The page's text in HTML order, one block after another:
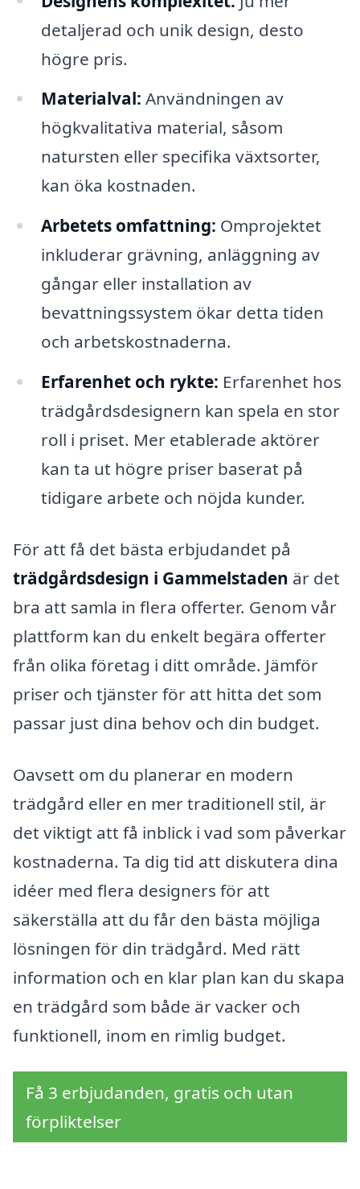
detaljerad och unik design, desto
högre pris.
Materialval: Användningen av
högkvalitativa material, såsom
natursten eller specifika växtsorter,
kan öka kostnaden.
Arbetets omfattning: Omprojektet
inkluderar grävning, anläggning av
gångar eller installation av
bevattningssystem ökar detta tiden
och arbetskostnaderna.
Erfarenhet och rykte: Erfarenhet hos
trädgårdsdesignern kan spela en stor
roll i priset. Mer etablerade aktörer
kan ta ut högre priser baserat på
tidigare arbete och nöjda kunder.
För att få det bästa erbjudandet på
trädgårdsdesign i Gammelstaden är det
bra att samla in flera offerter. Genom vår
plattform kan du enkelt begära offerter
från olika företag i ditt område. Jämför
priser och tjänster för att hitta det som
passar just dina behov och din budget.
Oavsett om du planerar en modern
trädgård eller en mer traditionell stil, är
det viktigt att få inblick i vad som påverkar
kostnaderna. Ta dig tid att diskutera dina
idéer med flera designers för att
säkerställa att du får den bästa möjliga
lösningen för din trädgård. Med rätt
information och en klar plan kan du skapa
en trädgård som både är vacker och
funktionell, inom en rimlig budget.
Få 3 erbjudanden, gratis och utan
förpliktelser